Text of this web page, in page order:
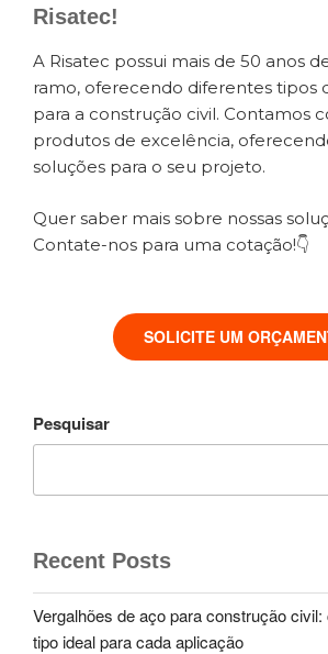
Risatec!
A Risatec possui mais de 50 anos
ramo, oferecendo diferentes tipos
para a construção civil. Contamos
produtos de excelência,
soluções para o seu projeto.
Quer saber mais sobre nossas
Contate-nos para uma cotação!👇
SOLICITE UM
Pesquisar
Recent Posts
Vergalhões de aço para construção
tipo ideal para cada aplicação